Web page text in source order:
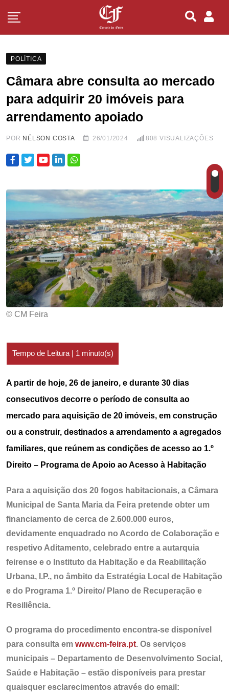
POLÍTICA
Câmara abre consulta ao mercado
para adquirir 20 imóveis para
arrendamento apoiado
POR NÉLSON COSTA 26/01/2024 808 VISUALIZAÇÕES
© CM Feira
A partir de hoje, 26 de janeiro, e durante 30 dias
consecutivos decorre o período de consulta ao
mercado para aquisição de 20 imóveis, em construção
ou a construir, destinados a arrendamento a agregados
familiares, que reúnem as condições de acesso ao 1.º
Direito – Programa de Apoio ao Acesso à Habitação
Para a aquisição dos 20 fogos habitacionais, a Câmara
Municipal de Santa Maria da Feira pretende obter um
financiamento de cerca de 2.600.000 euros,
devidamente enquadrado no Acordo de Colaboração e
respetivo Aditamento, celebrado entre a autarquia
feirense e o Instituto da Habitação e da Reabilitação
Urbana, I.P., no âmbito da Estratégia Local de Habitação
e do Programa 1.º Direito/ Plano de Recuperação e
Resiliência.
O programa do procedimento encontra-se disponível
para consulta em www.cm-feira.pt. Os serviços
municipais – Departamento de Desenvolvimento Social,
Saúde e Habitação – estão disponíveis para prestar
quaisquer esclarecimentos através do email: